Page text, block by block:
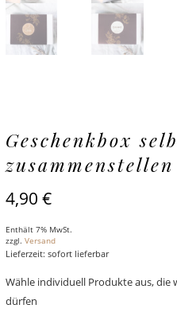
Geschenkbox
zusammenstellen
4,90 €
Enthält 7% MwSt.
zzgl. Versand
Lieferzeit: sofort lieferbar
Wähle individuell Produkte aus, die
dürfen